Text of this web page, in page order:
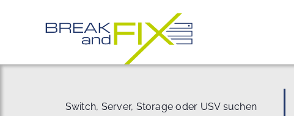
Switch, Server, Storage oder USV suchen